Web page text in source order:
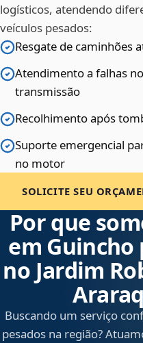
logísticos, atendendo
veículos pesados:
Resgate de caminhões
Atendimento a falhas
transmissão
Recolhimento após
Suporte emergencial
no motor
SOLICITE SEU
Por que
em Guincho
no Jardim
Buscando um serviço
pesados na região?